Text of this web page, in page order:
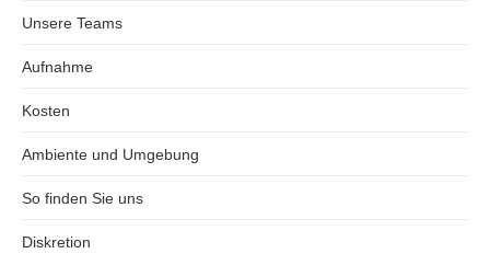
Unsere Teams
Aufnahme
Kosten
Ambiente und Umgebung
So finden Sie uns
Diskretion